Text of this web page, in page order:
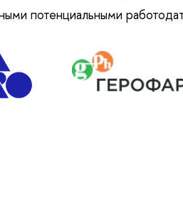
потенциальными